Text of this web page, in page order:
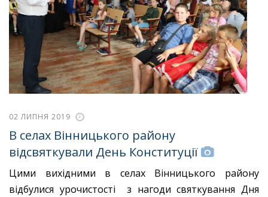
02 ЛИПНЯ 2019
В селах Вінницького району
відсвяткували День Конституції
Цими вихідними в селах Вінницького району
відбулися урочистості з нагоди святкування Дня